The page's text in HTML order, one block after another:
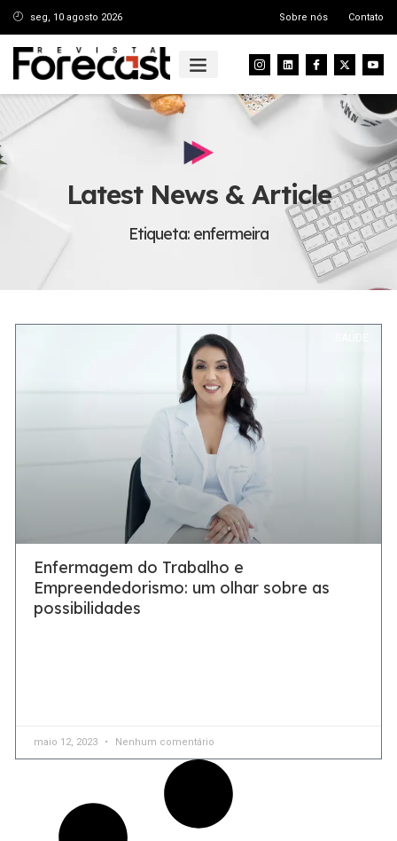
seg, 10 agosto 2026 Sobre nós Contato
Latest News & Article
Etiqueta: enfermeira
Enfermagem do Trabalho e
Empreendedorismo: um olhar sobre as
possibilidades
maio 12, 2023 Nenhum comentário